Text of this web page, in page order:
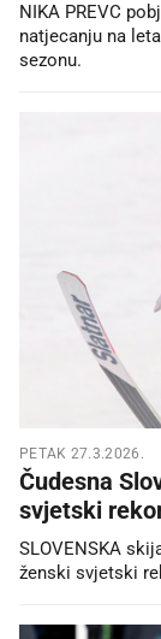
NIKA PREVC
natjecanju na
sezonu.
PETAK 27.3.2026.
Čudesna
svjetski
SLOVENSKA
ženski svjetski